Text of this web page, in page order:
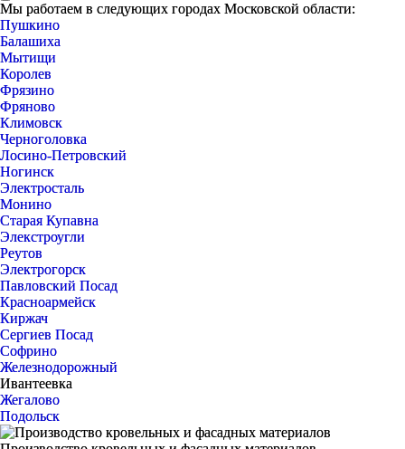
Мы работаем в следующих городах Московской области:
Пушкино
Балашиха
Мытищи
Королев
Фрязино
Фряново
Климовск
Черноголовка
Лосино-Петровский
Ногинск
Электросталь
Монино
Старая Купавна
Элекстроугли
Реутов
Электрогорск
Павловский Посад
Красноармейск
Киржач
Сергиев Посад
Софрино
Железнодорожный
Ивантеевка
Жегалово
Подольск